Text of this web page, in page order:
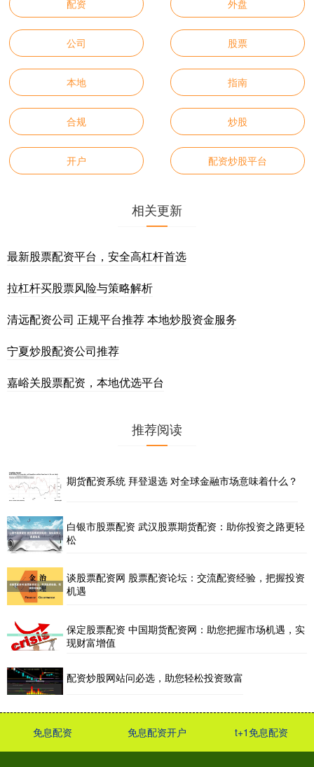
配资 外盘
公司 股票
本地 指南
合规 炒股
开户 配资炒股平台
相关更新
最新股票配资平台，安全高杠杆首选
拉杠杆买股票风险与策略解析
清远配资公司 正规平台推荐 本地炒股资金服务
宁夏炒股配资公司推荐
嘉峪关股票配资，本地优选平台
推荐阅读
期货配资系统 拜登退选 对全球金融市场意味着什么？
白银市股票配资 武汉股票期货配资：助你投资之路更轻
松
谈股票配资网 股票配资论坛：交流配资经验，把握投资
机遇
保定股票配资 中国期货配资网：助您把握市场机遇，实
现财富增值
配资炒股网站问必选，助您轻松投资致富
免息配资 免息配资开户 t+1免息配资